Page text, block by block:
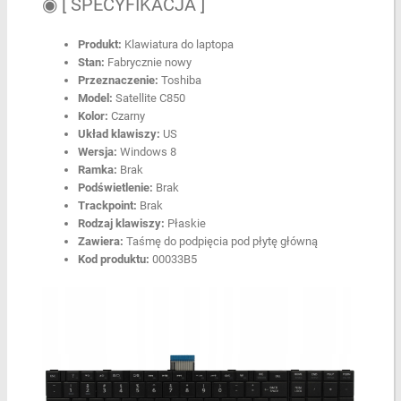
◉ [ SPECYFIKACJA ]
Produkt: Klawiatura do laptopa
Stan: Fabrycznie nowy
Przeznaczenie: Toshiba
Model: Satellite C850
Kolor: Czarny
Układ klawiszy: US
Wersja: Windows 8
Ramka: Brak
Podświetlenie: Brak
Trackpoint: Brak
Rodzaj klawiszy: Płaskie
Zawiera: Taśmę do podpięcia pod płytę główną
Kod produktu: 00033B5